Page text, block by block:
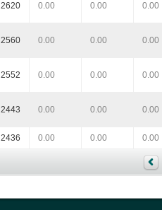
2620 0.00 0.00 0.00
2560 0.00 0.00 0.00
2552 0.00 0.00 0.00
2443 0.00 0.00 0.00
2436 0.00 0.00 0.00